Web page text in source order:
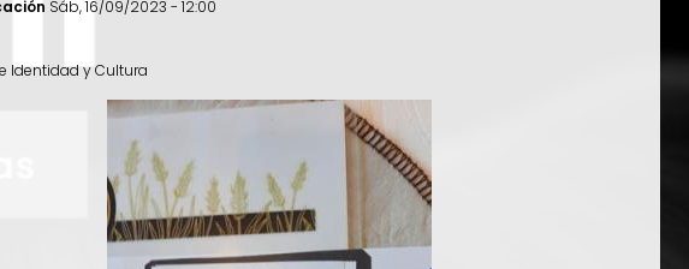
Sáb, 16/09/2023 - 12:00
Identidad y Cultura